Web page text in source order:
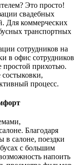
Это просто!
свадебных
Для коммерческих
транспортных
сотрудников на
в офис сотрудников
простой прихотью.
процесс.
Благодаря
в салоне, поездки
с большим
напоить